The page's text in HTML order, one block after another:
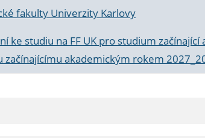
fakulty Univerzity Karlovy
ke studiu na FF UK pro studium
akademickým rokem